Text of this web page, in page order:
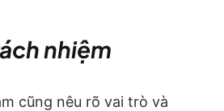
nhiệm
cũng nêu rõ vai trò và